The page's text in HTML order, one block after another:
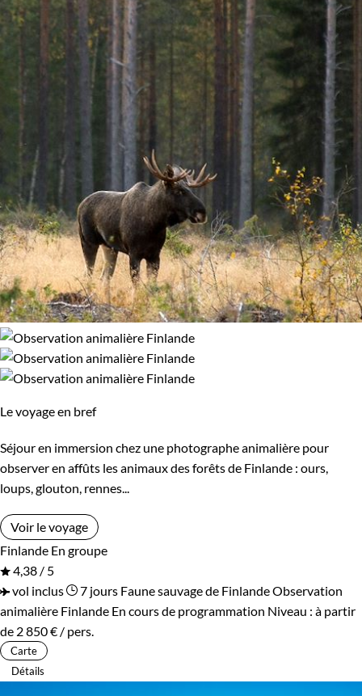
Le voyage en bref
Séjour en immersion chez une photographe animalière pour
observer en affûts les animaux des forêts de Finlande : ours,
loups, glouton, rennes...
Voir le voyage
Finlande En groupe
4,38 / 5
vol inclus
7 jours Faune sauvage de FinlandeObservation
animalière Finlande En cours de programmation Niveau : à partir
de 2 850 € / pers.
Carte
Détails